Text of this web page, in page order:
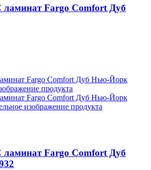
ламинат Fargo Comfort Дуб
ламинат Fargo Comfort Дуб